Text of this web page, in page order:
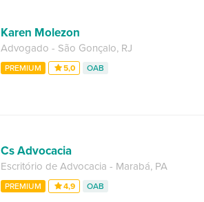
Karen Molezon
Advogado - São Gonçalo, RJ
PREMIUM 5,0 OAB
Cs Advocacia
Escritório de Advocacia - Marabá, PA
PREMIUM 4,9 OAB